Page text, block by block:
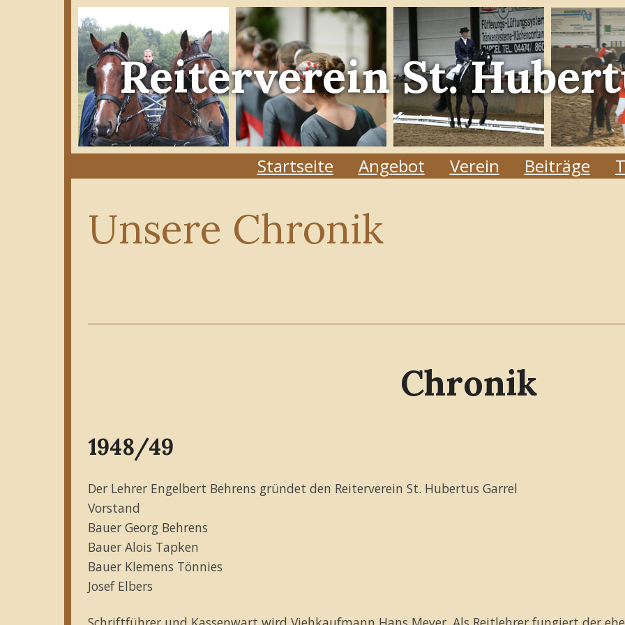
ReitervereinSt.
Startseite Angebot Verein Beiträge
Unsere Chronik
Chronik
1948/49
Der Lehrer Engelbert Behrens gründet den Reiterverein St. Hubertus Garrel
Vorstand
Bauer Georg Behrens
Bauer Alois Tapken
Bauer Klemens Tönnies
Josef Elbers